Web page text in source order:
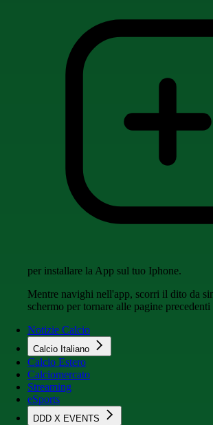
per installare la App sul tuo Iphone.
Mentre navighi nell'app, scorri il dito da
schermo per tornare alle pagine precedenti
Notizie Calcio
Calcio Italiano
Calcio Estero
Calciomercato
Streaming
eSports
DDD X EVENTS